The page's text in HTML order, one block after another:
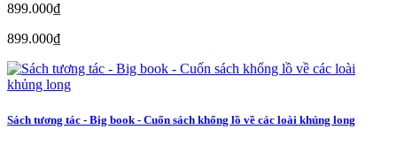
899.000₫
899.000₫
Sách tương tác - Big book - Cuốn sách khổng lồ về các loài khủng long